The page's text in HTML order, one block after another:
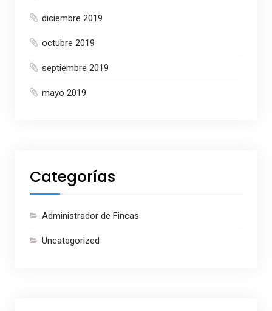
diciembre 2019
octubre 2019
septiembre 2019
mayo 2019
Categorías
Administrador de Fincas
Uncategorized